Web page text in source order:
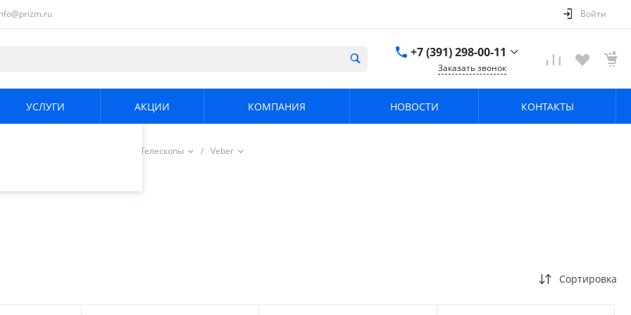
и
Продолжая
использования.
.
Войти
+7 (391) 298-00-11
г. Красноярск, пер.
Заказать звонок
УСЛУГИ АКЦИИ КОМПАНИЯ НОВОСТИ КОНТАКТЫ
Телескопы / Veber
Сортировка